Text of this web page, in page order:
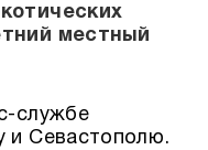
местный
службе
и Севастополю.